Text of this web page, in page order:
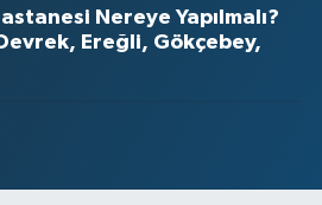
Nereye Yapılmalı?
Ereğli, Gökçebey,